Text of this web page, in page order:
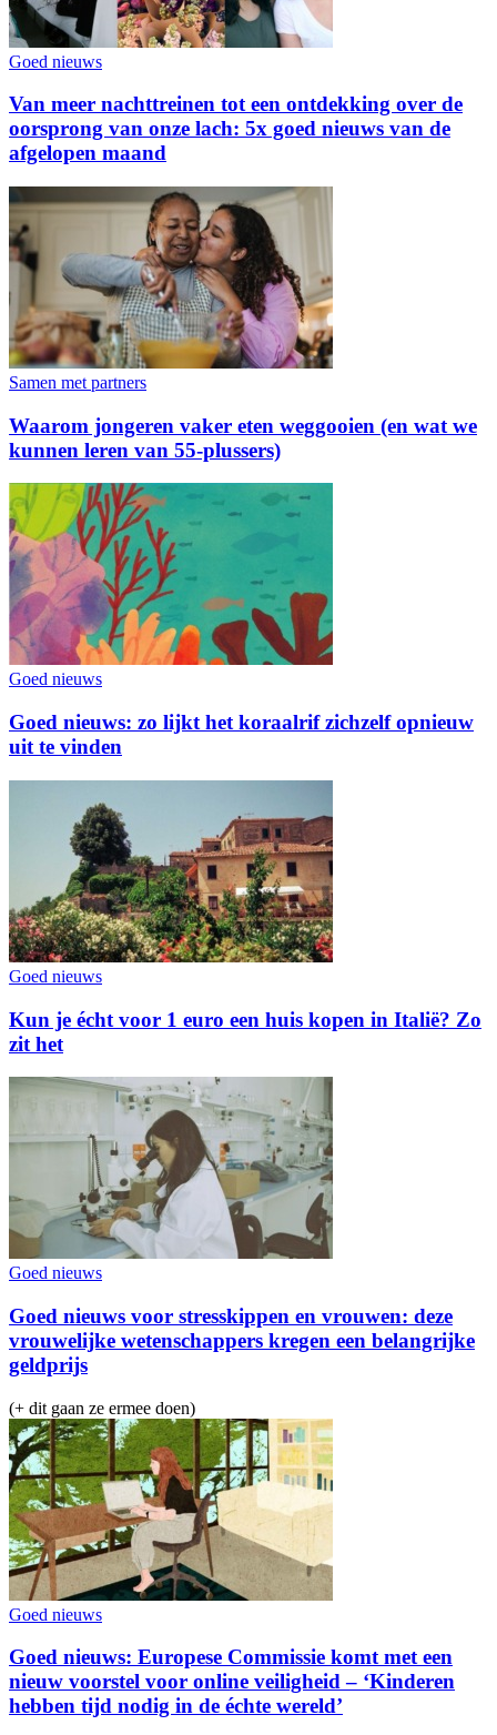
Goed nieuws
Van meer nachttreinen tot een ontdekking over de
oorsprong van onze lach: 5x goed nieuws van de
afgelopen maand
Samen met partners
Waarom jongeren vaker eten weggooien (en wat we
kunnen leren van 55-plussers)
Goed nieuws
Goed nieuws: zo lijkt het koraalrif zichzelf opnieuw
uit te vinden
Goed nieuws
Kun je écht voor 1 euro een huis kopen in Italië? Zo
zit het
Goed nieuws
Goed nieuws voor stresskippen en vrouwen: deze
vrouwelijke wetenschappers kregen een belangrijke
geldprijs
(+ dit gaan ze ermee doen)
Goed nieuws
Goed nieuws: Europese Commissie komt met een
nieuw voorstel voor online veiligheid – ‘Kinderen
hebben tijd nodig in de échte wereld’